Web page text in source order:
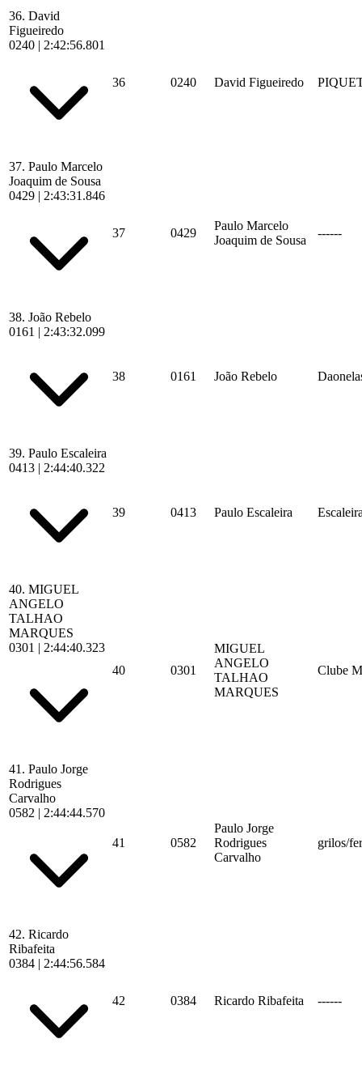
36. David
Figueiredo
0240 | 2:42:56.801
36 0240 David Figueiredo
37. Paulo Marcelo
Joaquim de Sousa
0429 | 2:43:31.846
37 0429
Paulo Marcelo
Joaquim de Sousa
------
38. João Rebelo
0161 | 2:43:32.099
38 0161 João Rebelo
39. Paulo Escaleira
0413 | 2:44:40.322
39 0413 Paulo Escaleira
40. MIGUEL
ANGELO
TALHAO
MARQUES
0301 | 2:44:40.323
40
0301
MIGUEL
ANGELO
TALHAO
MARQUES
Clube
41. Paulo Jorge
Rodrigues
Carvalho
0582 | 2:44:44.570
41 0582
Paulo Jorge
Rodrigues
Carvalho
grilos/
42. Ricardo
Ribafeita
0384 | 2:44:56.584
42 0384 Ricardo Ribafeita ------